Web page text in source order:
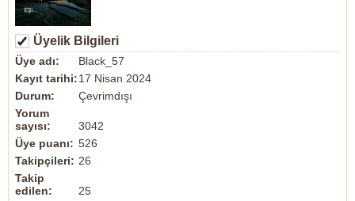
Üyelik Bilgileri
Üye adı:
Black_57
Kayıt tarihi:17 Nisan 2024
Durum:
Çevrimdışı
Yorum
sayısı:
3042
Üye puanı: 526
Takipçileri: 26
Takip
edilen:
25